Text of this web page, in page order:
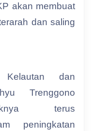
akan membuat
dan saling
Kelautan dan
Trenggono
terus
peningkatan